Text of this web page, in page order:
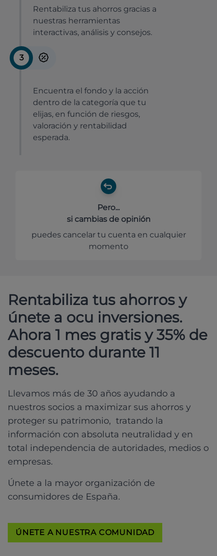
Rentabiliza tus ahorros gracias a
nuestras herramientas
interactivas, análisis y consejos.
3
Encuentra el fondo y la acción
dentro de la categoría que tu
elijas, en función de riesgos,
valoración y rentabilidad
esperada.
Pero...
si cambias de opinión
puedes cancelar tu cuenta en cualquier
momento
Rentabiliza tus ahorros y
únete a ocu inversiones.
Ahora 1 mes gratis y 35% de
descuento durante 11
meses.
Llevamos más de 30 años ayudando a
nuestros socios a maximizar sus ahorros y
proteger su patrimonio, tratando la
información con absoluta neutralidad y en
total independencia de autoridades, medios o
empresas.
Únete a la mayor organización de
consumidores de España.
ÚNETE A NUESTRA COMUNIDAD